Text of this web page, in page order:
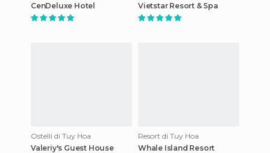
CenDeluxe Hotel
Vietstar Resort & Spa
Ostelli di Tuy Hoa
Valeriy's Guest House
Resort di Tuy Hoa
Whale Island Resort